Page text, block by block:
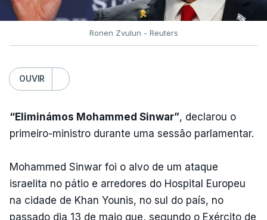
Ronen Zvulun - Reuters
OUVIR
“Eliminámos Mohammed Sinwar”, declarou o
primeiro-ministro durante uma sessão parlamentar.
Mohammed Sinwar foi o alvo de um ataque
israelita no pátio e arredores do Hospital Europeu
na cidade de Khan Younis, no sul do país, no
passado dia 13 de maio que, segundo o Exército de